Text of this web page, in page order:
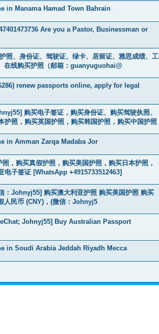
in Manama Hamad Town Bahrain
Are you a Pastor, Businessman or
、身份证、驾驶证、绿卡、居留证、雅思成绩、工
在线购买护照（邮箱：guanyuguohai@
renew passports online, apply for legal
购买电子签证，购买身份证、购买驾驶执照、
照，购买英国护照，购买韩国护照，购买中国护照
in Amman Zarqa Madaba Jor
，购买真假护照，购买美国护照，购买日本护照，
电子签证 [WhatsApp +4915733512463]
：Johnyj55] 购买澳大利亚护照 购买美国护照 购买
人民币 (CNY)，(微信：Johnyj5
Johnyj55] Buy Australian Passport
in Soudi Arabia Jeddah Riyadh Mecca